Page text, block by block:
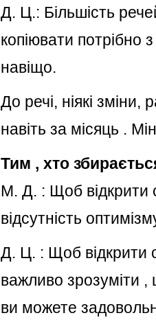
Д. Ц.: Більшість
копіювати потрібно
навіщо.
До речі, ніякі
навіть за місяць .
Тим , хто
М. Д. : Щоб відкрити
відсутність
Д. Ц. : Щоб відкрити
важливо зрозуміти ,
ви можете